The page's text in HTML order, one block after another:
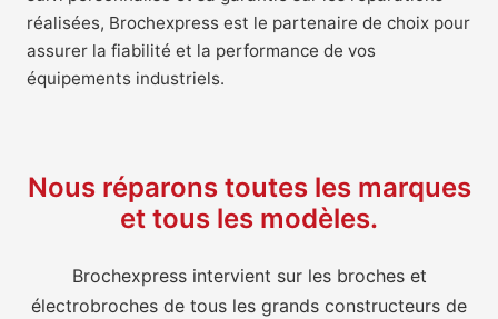
réalisées, Brochexpress est le partenaire de choix pour
assurer la fiabilité et la performance de vos
équipements industriels.
Nous réparons toutes les marques
et tous les modèles.
Brochexpress intervient sur les broches et
électrobroches de tous les grands constructeurs de